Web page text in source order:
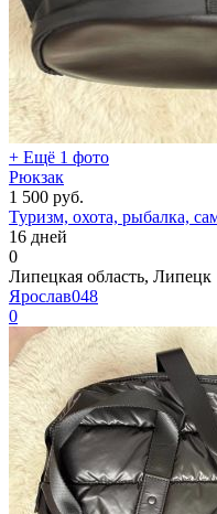
+ Ещё 1 фото
Рюкзак
1 500 руб.
Туризм, охота, рыбалка,
16 дней
0
Липецкая область, Липецк
Ярослав048
0